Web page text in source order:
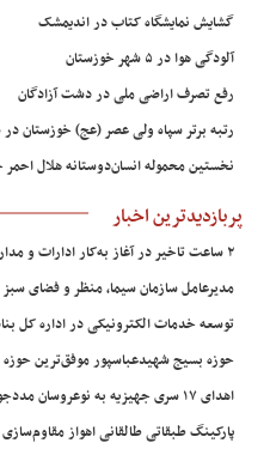
گشایش نمایشگاه کتاب در اندیمشک
آلودگی هوا در ۵ شهر خوزستان
رفع تصرف اراضی ملی در دشت آزادگان
رتبه برتر سپاه ولی عصر (عج) خوزستان
نخستین محموله انسان‌دوستانه هلال
پربازدیدترین اخبار
۲ ساعت تاخیر در آغاز به‌کار ادارات و مدارس ۶ شهر خوزستان
مدیرعامل سازمان سیما، منظر و فضای
توسعه خدمات الکترونیکی در اداره کل
حوزه بسیج شهیدعباسپور موفق‌ترین
اهدای ۱۷ سری جهیزیه به نوعروسان مددجو رامهرمز
پارکینگ طبقاتی طالقانی اهواز